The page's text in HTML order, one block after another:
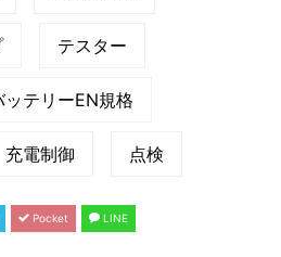
テスター
ッテリーEN規格
充電制御 点検
Pocket LINE